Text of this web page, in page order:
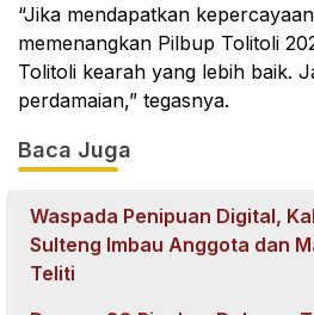
“Jika mendapatkan
memenangkan Pilbup Tolitoli
Tolitoli kearah yang lebih baik.
perdamaian,” tegasnya.
Baca Juga
Waspada Penipuan Digital,
Sulteng Imbau Anggota dan
Teliti